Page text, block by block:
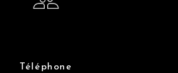
Téléphone